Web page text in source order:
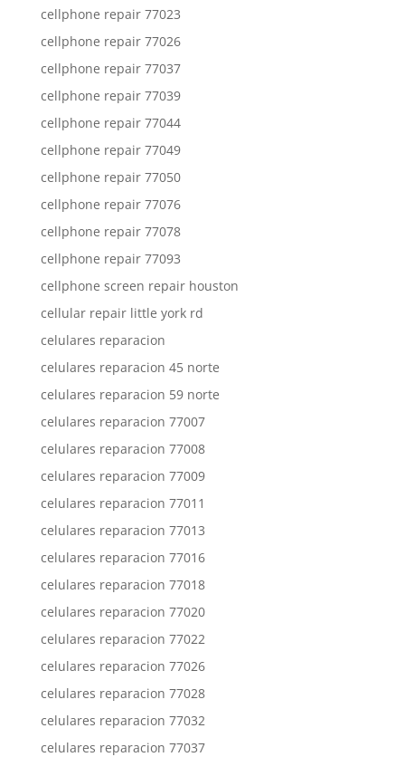
cellphone repair 77023
cellphone repair 77026
cellphone repair 77037
cellphone repair 77039
cellphone repair 77044
cellphone repair 77049
cellphone repair 77050
cellphone repair 77076
cellphone repair 77078
cellphone repair 77093
cellphone screen repair houston
cellular repair little york rd
celulares reparacion
celulares reparacion 45 norte
celulares reparacion 59 norte
celulares reparacion 77007
celulares reparacion 77008
celulares reparacion 77009
celulares reparacion 77011
celulares reparacion 77013
celulares reparacion 77016
celulares reparacion 77018
celulares reparacion 77020
celulares reparacion 77022
celulares reparacion 77026
celulares reparacion 77028
celulares reparacion 77032
celulares reparacion 77037